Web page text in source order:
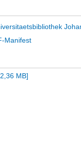
Manifest
2,36 MB]